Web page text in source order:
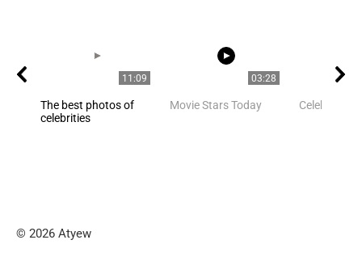
11:09
The best photos of
celebrities
03:28
Movie Stars Today Celebrities
© 2026 Atyew